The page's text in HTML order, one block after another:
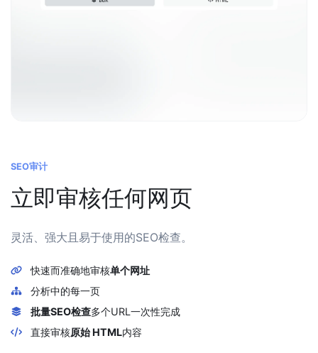
SEO审计
立即审核任何网页
灵活、强大且易于使用的SEO检查。
快速而准确地审核单个网址
分析中的每一页
批量SEO检查多个URL一次性完成
直接审核原始 HTML内容